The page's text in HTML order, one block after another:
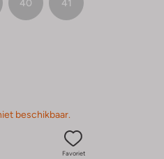
40 41
beschikbaar.
Favoriet